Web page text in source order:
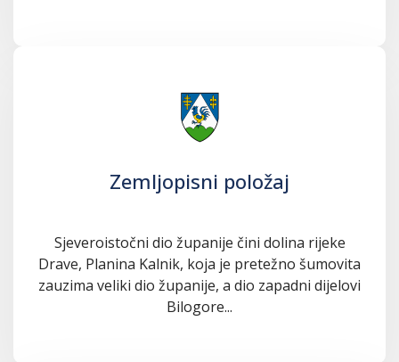
Zemljopisni položaj
Sjeveroistočni dio županije čini dolina rijeke
Drave, Planina Kalnik, koja je pretežno šumovita
zauzima veliki dio županije, a dio zapadni dijelovi
Bilogore...